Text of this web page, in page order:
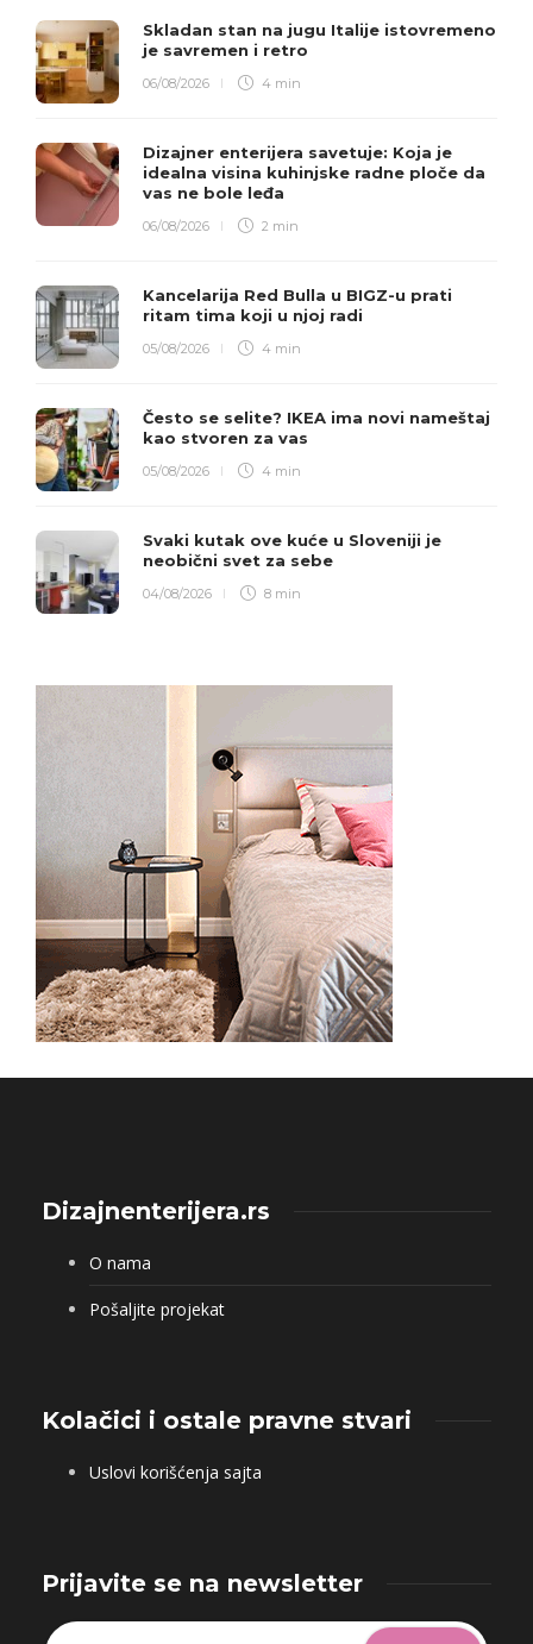
Skladan stan na jugu Italije istovremeno
je savremen i retro
06/08/2026 4 min
Dizajner enterijera savetuje: Koja je
idealna visina kuhinjske radne ploče da
vas ne bole leđa
06/08/2026 2 min
Kancelarija Red Bulla u BIGZ-u prati
ritam tima koji u njoj radi
05/08/2026 4 min
Često se selite? IKEA ima novi nameštaj
kao stvoren za vas
05/08/2026 4 min
Svaki kutak ove kuće u Sloveniji je
neobični svet za sebe
04/08/2026 8 min
Dizajnenterijera.rs
O nama
Pošaljite projekat
Kolačici i ostale pravne stvari
Uslovi korišćenja sajta
Prijavite se na newsletter